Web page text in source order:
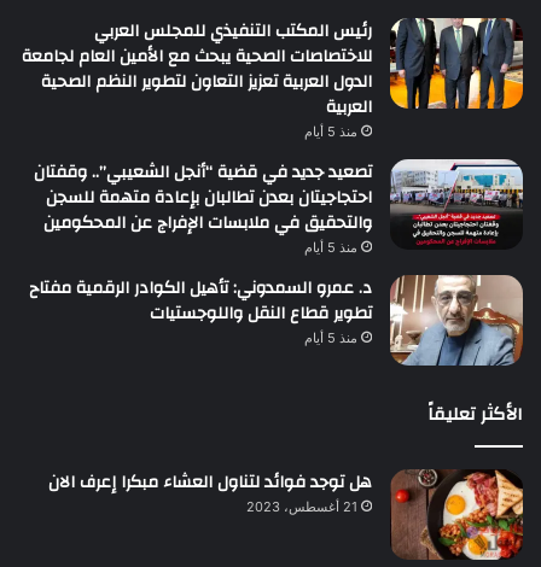
رئيس المكتب التنفيذي للمجلس العربي
للاختصاصات الصحية يبحث مع الأمين العام لجامعة
الدول العربية تعزيز التعاون لتطوير النظم الصحية
العربية
منذ 5 أيام
تصعيد جديد في قضية “أنجل الشعيبي”.. وقفتان
احتجاجيتان بعدن تطالبان بإعادة متهمة للسجن
والتحقيق في ملابسات الإفراج عن المحكومين
منذ 5 أيام
د. عمرو السمدوني: تأهيل الكوادر الرقمية مفتاح
تطوير قطاع النقل واللوجستيات
منذ 5 أيام
الأكثر تعليقاً
هل توجد فوائد لتناول العشاء مبكرا إعرف الان
21 أغسطس، 2023